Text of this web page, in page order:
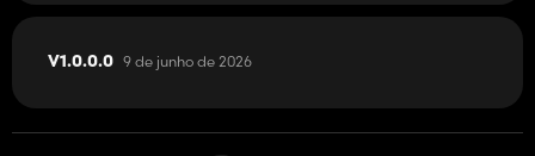
V1.0.0.0 9 de junho de 2026